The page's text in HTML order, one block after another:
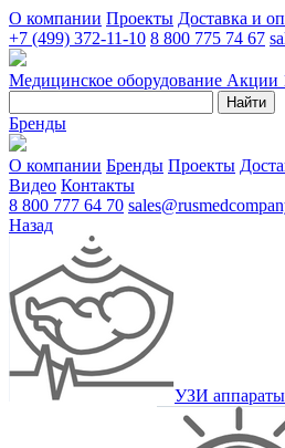
О компании Проекты Доставка и
+7 (499) 372-11-10 8 800 775 74 67
Медицинское оборудование Акции
Найти
Бренды
О компании Бренды Проекты
Видео Контакты
8 800 777 64 70
Назад
УЗИ аппараты